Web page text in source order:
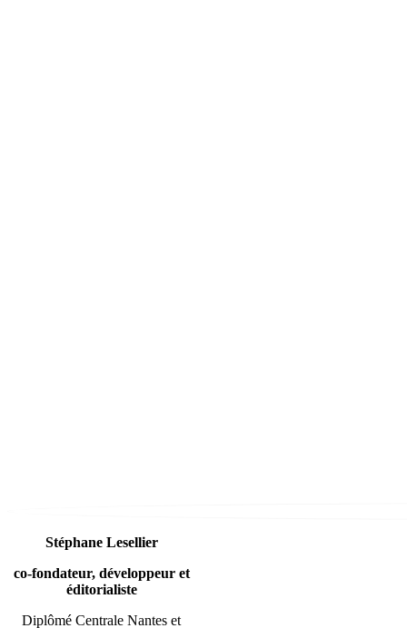
Stéphane Lesellier
co-fondateur, développeur et
éditorialiste
Diplômé Centrale Nantes et